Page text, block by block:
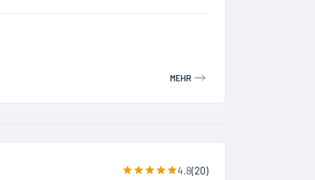
MEHR
4.8(20)